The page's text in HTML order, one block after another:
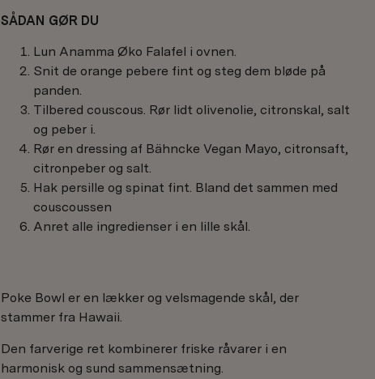
SÅDAN GØR DU
Lun Anamma Øko Falafel i ovnen.
Snit de orange pebere fint og steg dem bløde på
panden.
Tilbered couscous. Rør lidt olivenolie, citronskal, salt
og peber i.
Rør en dressing af Bähncke Vegan Mayo, citronsaft,
citronpeber og salt.
Hak persille og spinat fint. Bland det sammen med
couscoussen
Anret alle ingredienser i en lille skål.
Poke Bowl er en lækker og velsmagende skål, der
stammer fra Hawaii.
Den farverige ret kombinerer friske råvarer i en
harmonisk og sund sammensætning.